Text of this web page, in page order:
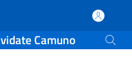
canoni di
in un'altra scheda).
Camuno